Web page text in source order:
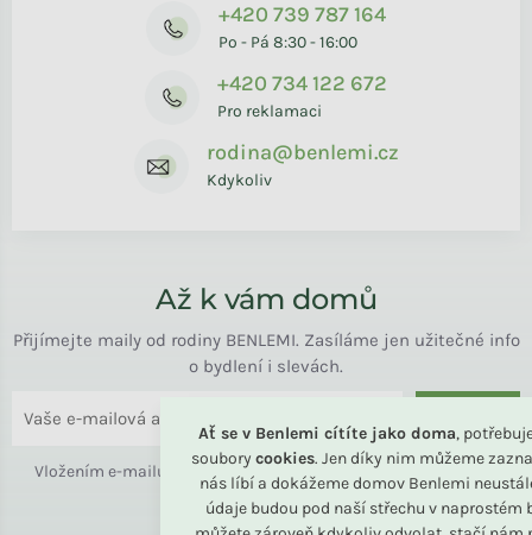
Ať se v Benlemi cítíte jako doma,
soubory cookies. Jen díky nim můžeme
nás líbí a dokážeme domov Benlemi
údaje budou pod naší střechu v naprostém
+420 739 787 164
Po - Pá 8:30 - 16:00
+420 734 122 672
Pro reklamaci
rodina@benlemi.cz
Kdykoliv
Až k vám domů
Přijímejte maily od rodiny BENLEMI. Zasíláme jen užitečné info
o bydlení i slevách.
Vložením e-mailu souhlasíte s podmínkami ochrany osobních
údajů